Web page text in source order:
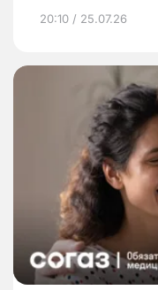
20:10 / 25.07.26